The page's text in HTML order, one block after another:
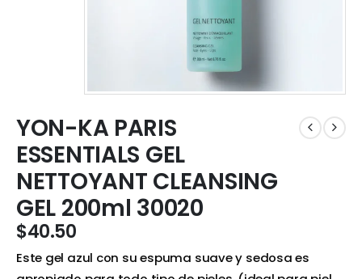
YON-KA PARIS
ESSENTIALS GEL
NETTOYANT CLEANSING
GEL 200ml 30020
$40.50
Este gel azul con su espuma suave y sedosa es